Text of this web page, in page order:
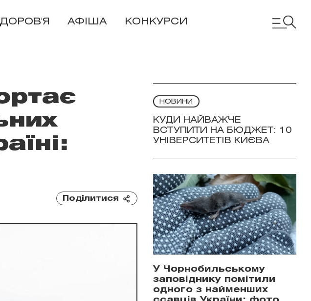
АФІША КОНКУРСИ
Поділитися
НОВИНИ
КУДИ НАЙВАЖЧЕ
ВСТУПИТИ НА БЮДЖЕТ: 10
УНІВЕРСИТЕТІВ КИЄВА
У Чорнобильському
заповіднику помітили
одного з найменших